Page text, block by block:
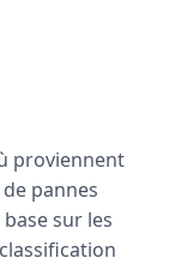
proviennent
pannes
sur les